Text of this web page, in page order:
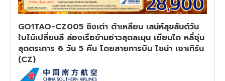
GO1TAO-CZ005 ชิงเต่า ต้าเหลียน เสน่ห์สุขสันต์วัน
ใบไม้เปลี่ยนสี ล่องเรือข้ามอ่าวสุดละมุน เยียนไถ หลี่ซุ่น
สุดตระการ 6 วัน 5 คืน โดยสายการบิน ไชน่า เซาเทิร์น
(CZ)
ทัวร์ลาว
ทัวร์มัลดีฟส์
ทัวร์เวียดนาม